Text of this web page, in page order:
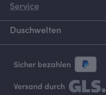
Service
Duschwelten
Sicher bezahlen
Versand durch